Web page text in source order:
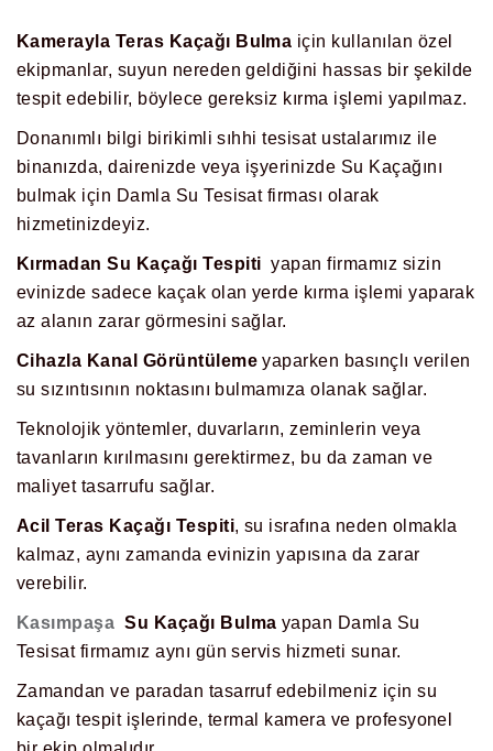
Kamerayla Teras Kaçağı Bulma için kullanılan özel
ekipmanlar, suyun nereden geldiğini hassas bir şekilde
tespit edebilir, böylece gereksiz kırma işlemi yapılmaz.
Donanımlı bilgi birikimli sıhhi tesisat ustalarımız ile
binanızda, dairenizde veya işyerinizde Su Kaçağını
bulmak için Damla Su Tesisat firması olarak
hizmetinizdeyiz.
Kırmadan Su Kaçağı Tespiti yapan firmamız sizin
evinizde sadece kaçak olan yerde kırma işlemi yaparak
az alanın zarar görmesini sağlar.
Cihazla Kanal Görüntüleme yaparken basınçlı verilen
su sızıntısının noktasını bulmamıza olanak sağlar.
Teknolojik yöntemler, duvarların, zeminlerin veya
tavanların kırılmasını gerektirmez, bu da zaman ve
maliyet tasarrufu sağlar.
Acil Teras Kaçağı Tespiti, su israfına neden olmakla
kalmaz, aynı zamanda evinizin yapısına da zarar
verebilir.
Kasımpaşa Su Kaçağı Bulma yapan Damla Su
Tesisat firmamız aynı gün servis hizmeti sunar.
Zamandan ve paradan tasarruf edebilmeniz için su
kaçağı tespit işlerinde, termal kamera ve profesyonel